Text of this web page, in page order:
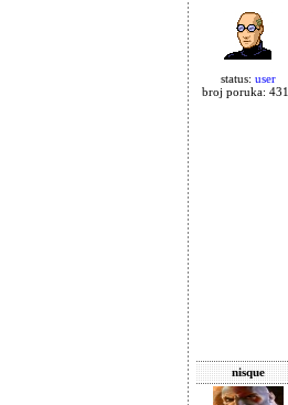
status: user
broj poruka:
nisque